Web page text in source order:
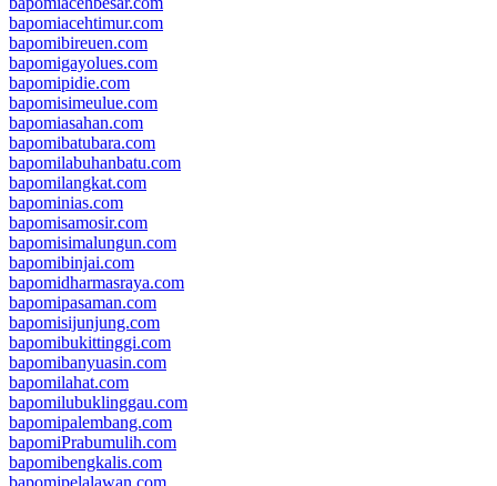
bapomiacehtimur.com
bapomibireuen.com
bapomigayolues.com
bapomipidie.com
bapomisimeulue.com
bapomiasahan.com
bapomibatubara.com
bapomilabuhanbatu.com
bapomilangkat.com
bapominias.com
bapomisamosir.com
bapomisimalungun.com
bapomibinjai.com
bapomidharmasraya.com
bapomipasaman.com
bapomisijunjung.com
bapomibukittinggi.com
bapomibanyuasin.com
bapomilahat.com
bapomilubuklinggau.com
bapomipalembang.com
bapomiPrabumulih.com
bapomibengkalis.com
bapomipelalawan.com